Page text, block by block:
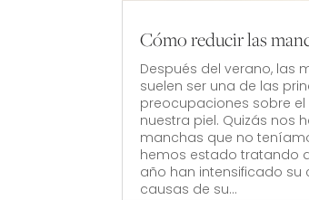
Cómo reducir las
Después del verano, las
suelen ser una de las
preocupaciones sobre
nuestra piel. Quizás nos
manchas que no
hemos estado tratando
año han intensificado su
causas de su...